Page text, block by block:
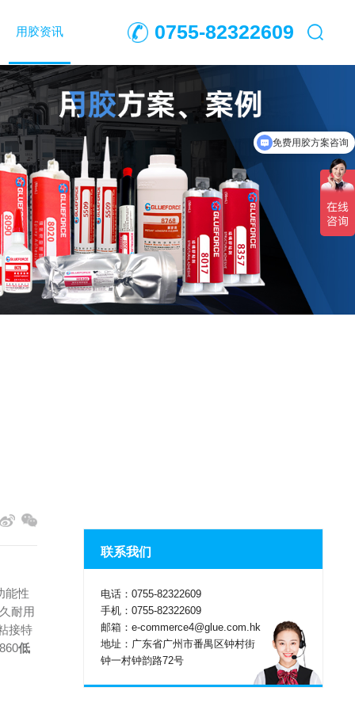
用胶资讯 0755-82322609
能性
耐用
接特
低
联系我们
电话：0755-82322609
手机：0755-82322609
邮箱：e-commerce4@glue.com.hk
地址：广东省广州市番禺区钟村街
钟一村钟韵路72号
固科胶水咨询